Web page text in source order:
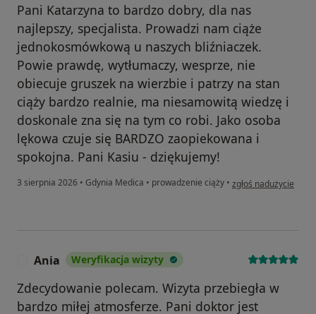
Pani Katarzyna to bardzo dobry, dla nas
najlepszy, specjalista. Prowadzi nam ciąże
jednokosmówkową u naszych bliźniaczek.
Powie prawdę, wytłumaczy, wesprze, nie
obiecuje gruszek na wierzbie i patrzy na stan
ciąży bardzo realnie, ma niesamowitą wiedzę i
doskonale zna się na tym co robi. Jako osoba
lękowa czuje się BARDZO zaopiekowana i
spokojna. Pani Kasiu - dziękujemy!
3 sierpnia 2026 • Gdynia Medica • prowadzenie ciąży • w opinii użytkownika
zgłoś nadużycie
Ania Weryfikacja wizyty
Zdecydowanie polecam. Wizyta przebiegła w
bardzo miłej atmosferze. Pani doktor jest